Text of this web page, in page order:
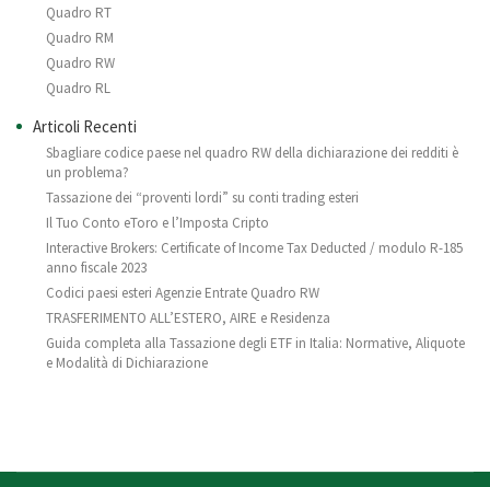
Quadro RT
Quadro RM
Quadro RW
Quadro RL
Articoli Recenti
Sbagliare codice paese nel quadro RW della dichiarazione dei redditi è
un problema?
Tassazione dei “proventi lordi” su conti trading esteri
Il Tuo Conto eToro e l’Imposta Cripto
Interactive Brokers: Certificate of Income Tax Deducted / modulo R-185
anno fiscale 2023
Codici paesi esteri Agenzie Entrate Quadro RW
TRASFERIMENTO ALL’ESTERO, AIRE e Residenza
Guida completa alla Tassazione degli ETF in Italia: Normative, Aliquote
e Modalità di Dichiarazione